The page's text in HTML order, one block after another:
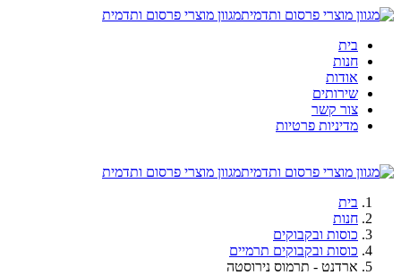
מגוון מוצרי פרסום ותדמית
בית
חנות
אודות
שירותים
צור קשר
מדיניות פרטיות
מגוון מוצרי פרסום ותדמית
בית
חנות
כוסות ובקבוקים
כוסות ובקבוקים תרמיים
ארדנט - תרמוס נירוסטה